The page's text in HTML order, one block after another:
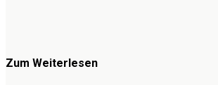
Zum Weiterlesen